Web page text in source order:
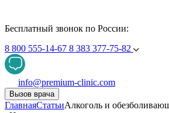
Бесплатный звонок по России:
8 800 555-14-67 8 383 377-75-82
info@premium-clinic.com
Вызов врача
ГлавнаяСтатьиАлкоголь и